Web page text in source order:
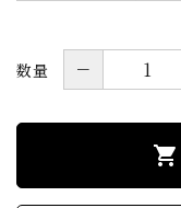
数量 －
shopping_cart